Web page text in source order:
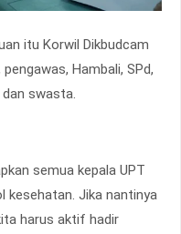
itu Korwil Dikbudcam
Hambali, SPd,
dan swasta.
semua kepala UPT
kesehatan. Jika nantinya
harus aktif hadir